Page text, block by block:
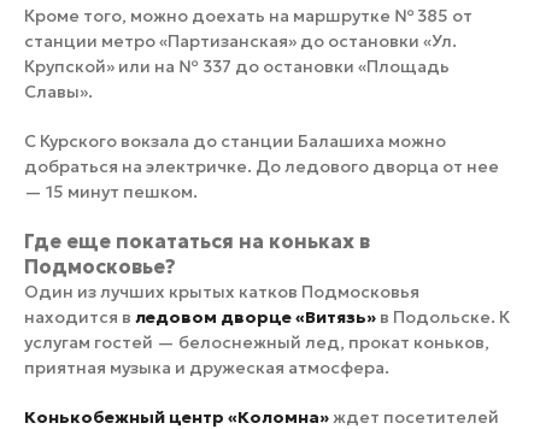
Кроме того, можно доехать на маршрутке № 385 от
станции метро «Партизанская» до остановки «Ул.
Крупской» или на № 337 до остановки «Площадь
Славы».
С Курского вокзала до станции Балашиха можно
добраться на электричке. До ледового дворца от нее
— 15 минут пешком.
Где еще покататься на коньках в
Подмосковье?
Один из лучших крытых катков Подмосковья
находится в ледовом дворце «Витязь» в Подольске. К
услугам гостей — белоснежный лед, прокат коньков,
приятная музыка и дружеская атмосфера.
Конькобежный центр «Коломна» ждет посетителей